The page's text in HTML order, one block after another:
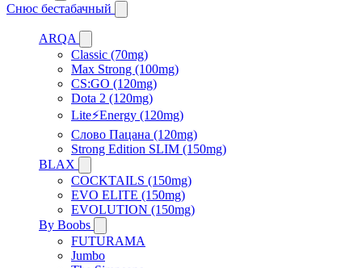
Снюс бестабачный
ARQA
Classic (70mg)
Max Strong (100mg)
CS:GO (120mg)
Dota 2 (120mg)
Lite⚡Energy (120mg)
Слово Пацана (120mg)
Strong Edition SLIM (150mg)
BLAX
COCKTAILS (150mg)
EVO ELITE (150mg)
EVOLUTION (150mg)
By Boobs
FUTURAMA
Jumbo